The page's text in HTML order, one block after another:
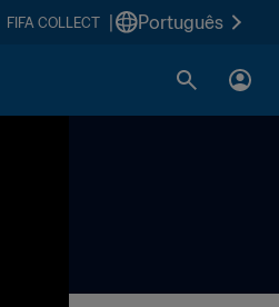
FIFA COLLECT Português